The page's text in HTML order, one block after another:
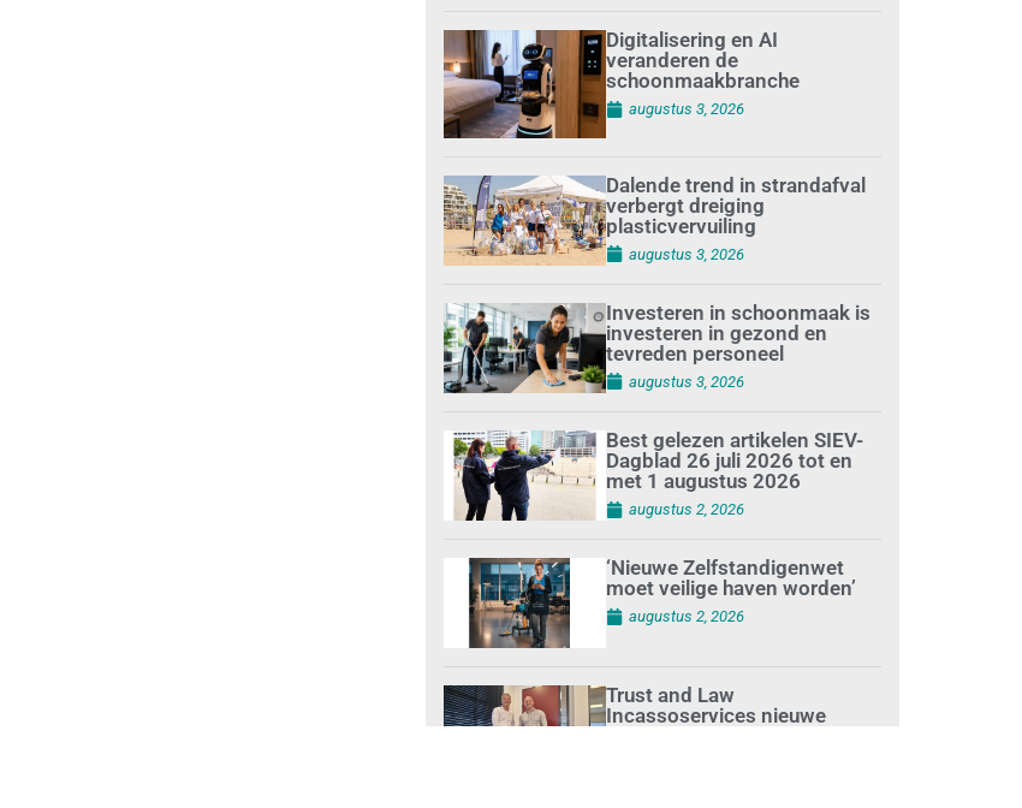
Digitalisering en AI
veranderen de
schoonmaakbranche
augustus 3, 2026
Dalende trend in strandafval
verbergt dreiging
plasticvervuiling
augustus 3, 2026
Investeren in schoonmaak is
investeren in gezond en
tevreden personeel
augustus 3, 2026
Best gelezen artikelen SIEV-
Dagblad 26 juli 2026 tot en
met 1 augustus 2026
augustus 2, 2026
‘Nieuwe Zelfstandigenwet
moet veilige haven worden’
augustus 2, 2026
Trust and Law
Incassoservices nieuwe